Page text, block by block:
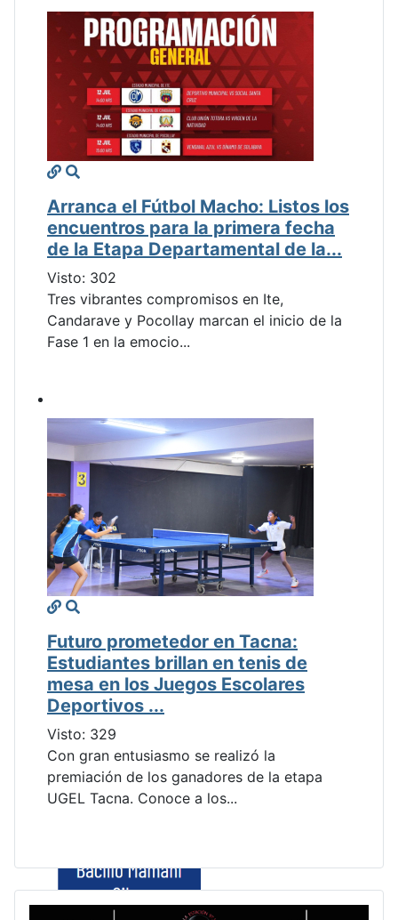
Arranca el Fútbol Macho: Listos los
encuentros para la primera fecha
de la Etapa Departamental de la...
Visto: 302
Tres vibrantes compromisos en Ite,
Candarave y Pocollay marcan el inicio de la
Fase 1 en la emocio...
Futuro prometedor en Tacna:
Estudiantes brillan en tenis de
mesa en los Juegos Escolares
Deportivos ...
Visto: 329
Con gran entusiasmo se realizó la
premiación de los ganadores de la etapa
UGEL Tacna. Conoce a los...